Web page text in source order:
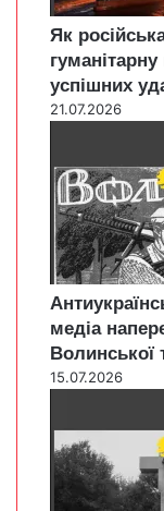
Як
успішних
21.07.2026
медіа
Волинської
15.07.2026